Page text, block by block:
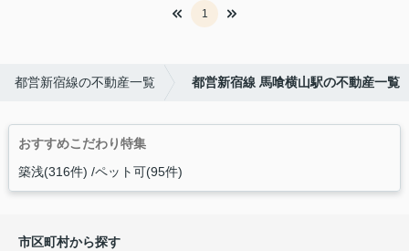
1
都営新宿線の不動産一覧 都営新宿線 馬喰横山駅の不動産一覧
おすすめこだわり特集
築浅(316件) ペット可(95件)
市区町村から探す